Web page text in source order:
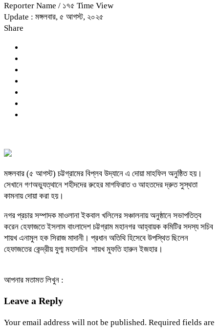
Reporter Name / ১৭৫ Time View
Update : মঙ্গলবার, ৫ আগস্ট, ২০২৫
Share
মঙ্গলবার (৫ আগস্ট) চট্টগ্রামের বিপ্লব উদ্যানে এ দোয়া মাহফিল অনুষ্ঠিত হয়।
সেখানে গণঅভ্যুত্থানে শহীদদের রুহের মাগফিরাত ও আহতদের দ্রুত সুস্থতা
কামনায় দোয়া করা হয়।
নগর প্রচার সম্পাদক মাওলানা ইকবাল খলিলের সঞ্চালনায় অনুষ্ঠানে সভাপতিত্ব
করেন হেফাজতে ইসলাম বাংলাদেশ চট্টগ্রাম মহানগর আহ্বায়ক কমিটির সদস্য সচিব
শায়খ এনামুল হক সিরাজ মাদানী। প্রধান অতিথি হিসেবে উপস্থিত ছিলেন
হেফাজতের কেন্দ্রীয় যুগ্ম মহাসচিব শায়খ মুফতি হারুন ইজহার।
আপনার মতামত লিখুন :
Leave a Reply
Your email address will not be published. Required fields are